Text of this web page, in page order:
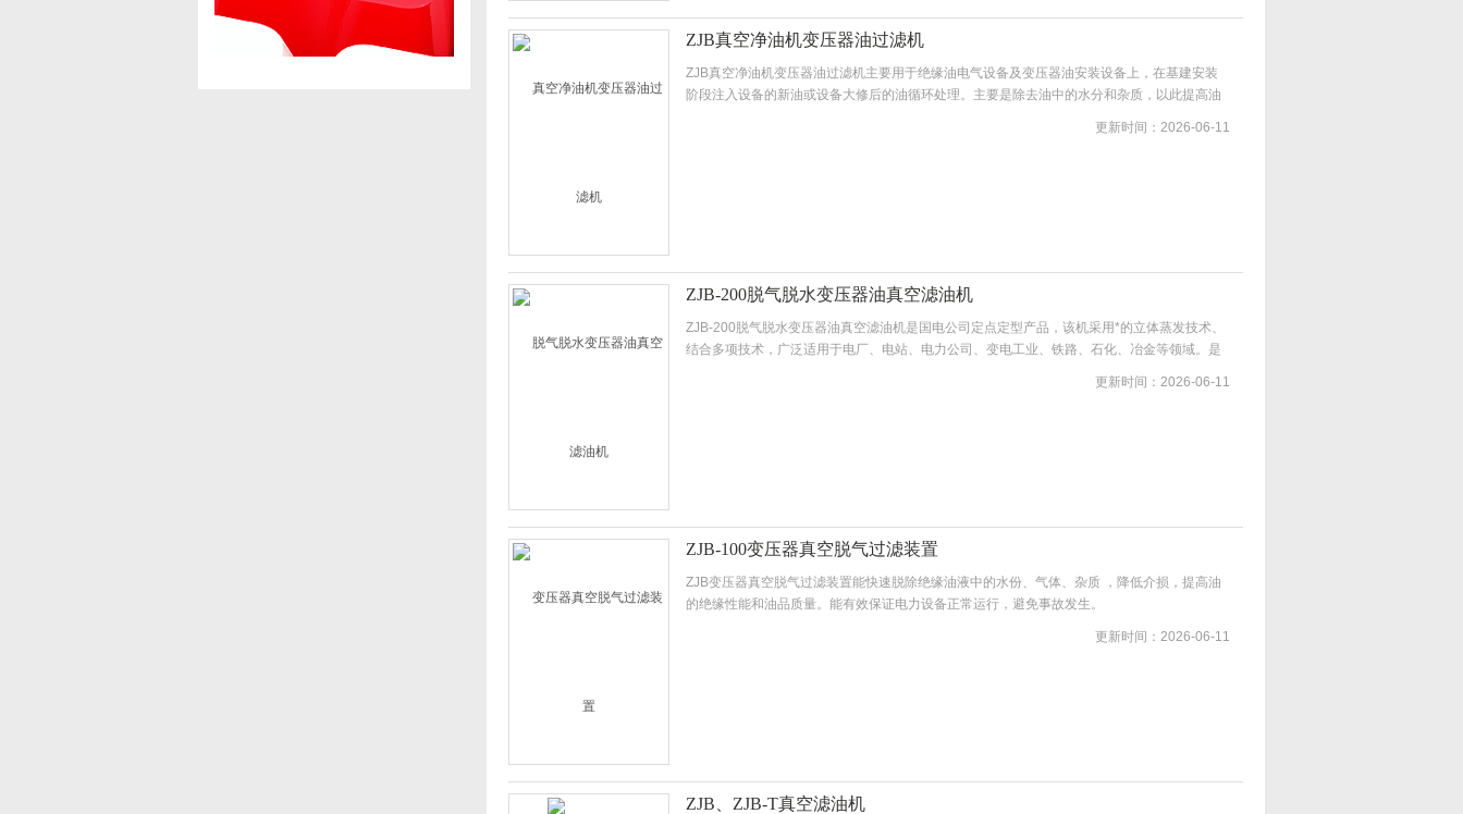
ZJB真空净油机变压器油过滤机
ZJB真空净油机变压器油过滤机主要用于绝缘油电气设备及变压器油安装设备上，在基建安装
阶段注入设备的新油或设备大修后的油循环处理。主要是除去油中的水分和杂质，以此提高油
更新时间：2026-06-11
ZJB-200脱气脱水变压器油真空滤油机
ZJB-200脱气脱水变压器油真空滤油机是国电公司定点定型产品，该机采用*的立体蒸发技术、
结合多项技术，广泛适用于电厂、电站、电力公司、变电工业、铁路、石化、冶金等领域。是
更新时间：2026-06-11
ZJB-100变压器真空脱气过滤装置
ZJB变压器真空脱气过滤装置能快速脱除绝缘油液中的水份、气体、杂质 ，降低介损，提高油
的绝缘性能和油品质量。能有效保证电力设备正常运行，避免事故发生。
更新时间：2026-06-11
ZJB、ZJB-T真空滤油机